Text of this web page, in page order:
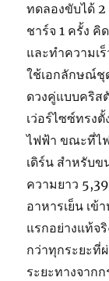
ทดลองขับได้ 2
ชาร์จ 1 ครั้ง คิ
และทำความเ
ใช้เอกลักษณ์ชุ
ดวงคู่แบบคริส
เว่อร์ไซซ์ทรง
ไฟฟ้า ขณะที่ไ
เดิร์น สำหรับ
ความยาว
อาหารเย็น เข้
แรกอย่างแท้จ
กว่าทุกระยะที่
ระยะทางจาก